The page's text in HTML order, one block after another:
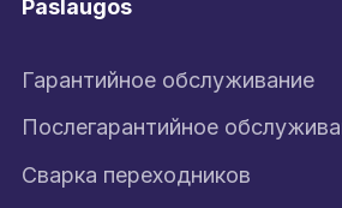
Paslaugos
Гарантийное обслуживание
Послегарантийное
Сварка переходников